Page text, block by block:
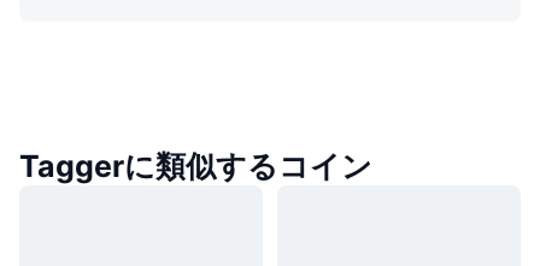
Taggerに類似するコイン